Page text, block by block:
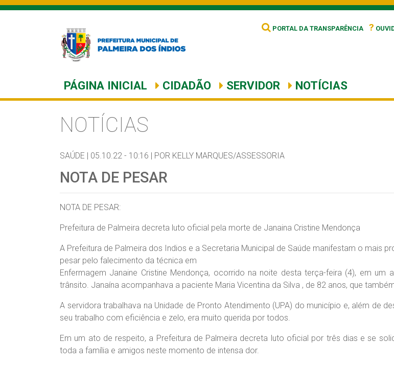
PORTAL DA TRANSPARÊNCIA ?
PÁGINA INICIAL CIDADÃO SERVIDOR NOTÍCIAS
NOTÍCIAS
SAÚDE | 05.10.22 - 10:16 | POR KELLY MARQUES/ASSESSORIA
NOTA DE PESAR
NOTA DE PESAR:
Prefeitura de Palmeira decreta luto oficial pela morte de Janaina Cristine Mendonça
A Prefeitura de Palmeira dos Indios e a Secretaria Municipal de Saúde manifestam o mais
pesar pelo falecimento da técnica em
Enfermagem Janaine Cristine Mendonça, ocorrido na noite desta terça-feira (4), em um
trânsito. Janaína acompanhava a paciente Maria Vicentina da Silva , de 82 anos, que
A servidora trabalhava na Unidade de Pronto Atendimento (UPA) do município e, além de
seu trabalho com eficiência e zelo, era muito querida por todos.
Em um ato de respeito, a Prefeitura de Palmeira decreta luto oficial por três dias e se
toda a família e amigos neste momento de intensa dor.